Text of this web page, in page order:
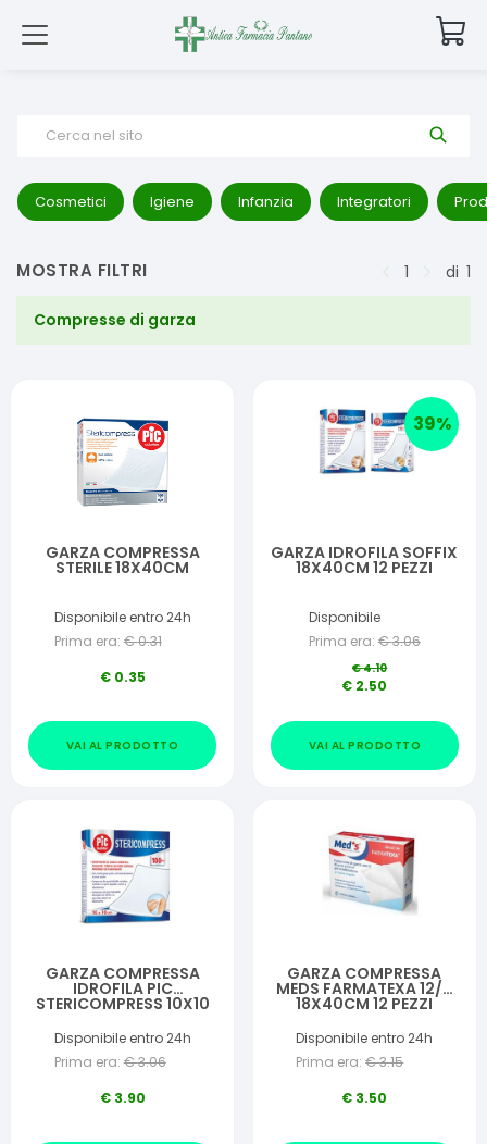
Cerca nel sito
Cosmetici Igiene Infanzia Integratori
MOSTRA FILTRI 1 di 1
Compresse di garza
GARZA COMPRESSA
STERILE 18X40CM
Disponibile entro 24h
Prima era: €0.31
€ 0.35
VAI AL PRODOTTO
39%
GARZA IDROFILA SOFFIX
18X40CM 12 PEZZI
Disponibile
Prima era: €3.06
€4.10
€ 2.50
VAI AL PRODOTTO
GARZA COMPRESSA
IDROFILA PIC
STERICOMPRESS 10X10
Disponibile entro 24h
Prima era: €3.06
€ 3.90
GARZA COMPRESSA
MEDS FARMATEXA 12/8
18X40CM 12 PEZZI
Disponibile entro 24h
Prima era: €3.15
€ 3.50